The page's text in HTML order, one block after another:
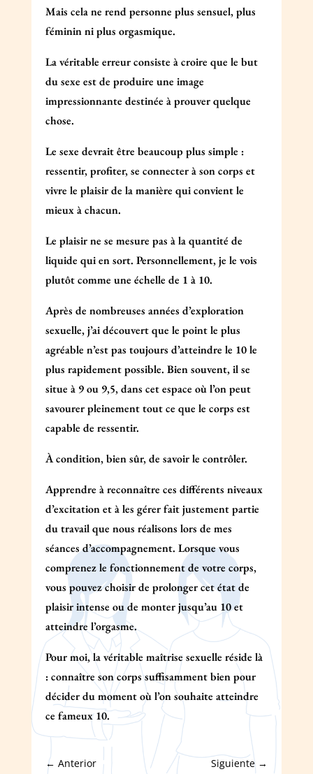
Mais cela ne rend personne plus sensuel, plus
féminin ni plus orgasmique.
La véritable erreur consiste à croire que le but
du sexe est de produire une image
impressionnante destinée à prouver quelque
chose.
Le sexe devrait être beaucoup plus simple :
ressentir, profiter, se connecter à son corps et
vivre le plaisir de la manière qui convient le
mieux à chacun.
Le plaisir ne se mesure pas à la quantité de
liquide qui en sort. Personnellement, je le vois
plutôt comme une échelle de 1 à 10.
Après de nombreuses années d’exploration
sexuelle, j’ai découvert que le point le plus
agréable n’est pas toujours d’atteindre le 10 le
plus rapidement possible. Bien souvent, il se
situe à 9 ou 9,5, dans cet espace où l’on peut
savourer pleinement tout ce que le corps est
capable de ressentir.
À condition, bien sûr, de savoir le contrôler.
Apprendre à reconnaître ces différents niveaux
d’excitation et à les gérer fait justement partie
du travail que nous réalisons lors de mes
séances d’accompagnement. Lorsque vous
comprenez le fonctionnement de votre corps,
vous pouvez choisir de prolonger cet état de
plaisir intense ou de monter jusqu’au 10 et
atteindre l’orgasme.
Pour moi, la véritable maîtrise sexuelle réside là
: connaître son corps suffisamment bien pour
décider du moment où l’on souhaite atteindre
ce fameux 10.
← Anterior Siguiente→